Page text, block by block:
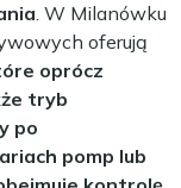
. W Milanówku
oferują
oprócz
tryb
po
pomp lub